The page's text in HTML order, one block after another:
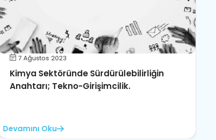
7 Ağustos 2023
Kimya Sektöründe Sürdürülebilirliğin
Anahtarı; Tekno-Girişimcilik.
Devamını Oku